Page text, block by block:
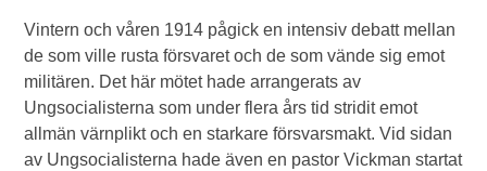
Vintern och våren 1914 pågick en intensiv debatt mellan
de som ville rusta försvaret och de som vände sig emot
militären. Det här mötet hade arrangerats av
Ungsocialisterna som under flera års tid stridit emot
allmän värnplikt och en starkare försvarsmakt. Vid sidan
av Ungsocialisterna hade även en pastor Vickman startat